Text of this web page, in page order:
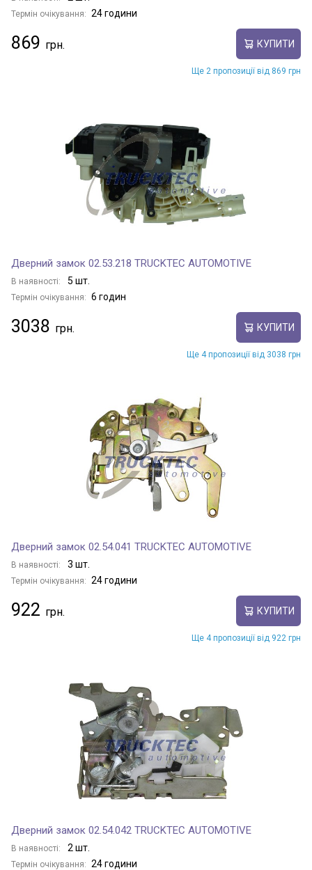
Термін очікування: 24 години
869 КУПИТИ
Ще 2 пропозиції від 869 грн
Дверний замок 02.53.218 TRUCKTEC AUTOMOTIVE
В наявності: 5 шт.
Термін очікування: 6 годин
3038 КУПИТИ
Ще 4 пропозиції від 3038 грн
Дверний замок 02.54.041 TRUCKTEC AUTOMOTIVE
В наявності: 3 шт.
Термін очікування: 24 години
922 КУПИТИ
Ще 4 пропозиції від 922 грн
Дверний замок 02.54.042 TRUCKTEC AUTOMOTIVE
В наявності: 2 шт.
Термін очікування: 24 години